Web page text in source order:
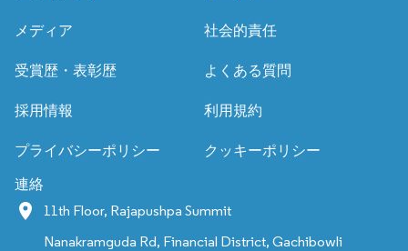
メディア 社会的責任
受賞歴・表彰歴 よくある質問
採用情報 利用規約
プライバシーポリシー クッキーポリシー
連絡
11th Floor, Rajapushpa Summit
Nanakramguda Rd, Financial District, Gachibowli